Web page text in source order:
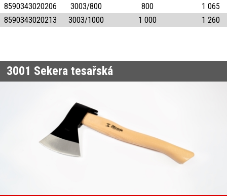
8590343020206
3003/800 800
1 065
8590343020213
3003/1000 1 000 1 260
3001 Sekera tesařská